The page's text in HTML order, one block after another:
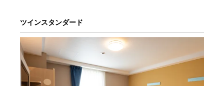
定員：1～2名
ベッドサイズ：幅140cm ×１台
ツインスタンダード